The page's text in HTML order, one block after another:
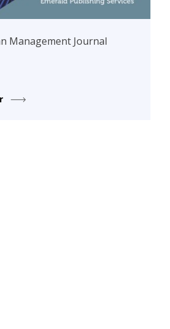
Management Journal